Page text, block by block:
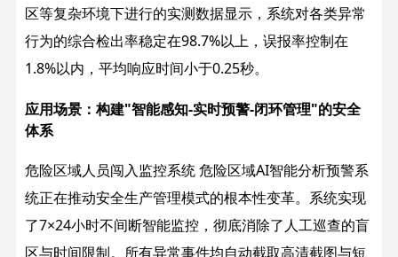
区等复杂环境下进行的实测数据显示，系统对各类异常
行为的综合检出率稳定在98.7%以上，误报率控制在
1.8%以内，平均响应时间小于0.25秒。
应用场景：构建"智能感知-实时预警-闭环管理"的安全
体系
危险区域人员闯入监控系统 危险区域AI智能分析预警系
统正在推动安全生产管理模式的根本性变革。系统实现
了7×24小时不间断智能监控，彻底消除了人工巡查的盲
区与时间限制。所有异常事件均自动截取高清截图与短